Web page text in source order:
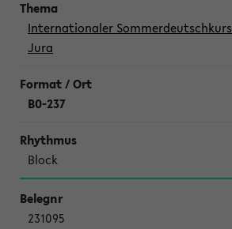
Internationaler Sommerdeutschkurs
Jura
B0-237
Block
231095